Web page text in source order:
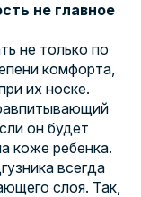
не главное
не только по
комфорта,
их носке.
он будет
коже ребенка.
всегда
слоя. Так,